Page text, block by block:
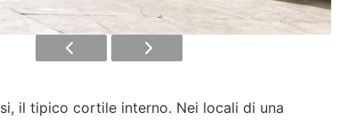
il tipico cortile interno. Nei locali di una